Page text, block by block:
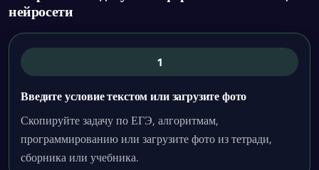
нейросети
1
Введите условие текстом или загрузите фото
Скопируйте задачу по ЕГЭ, алгоритмам,
программированию или загрузите фото из тетради,
сборника или учебника.